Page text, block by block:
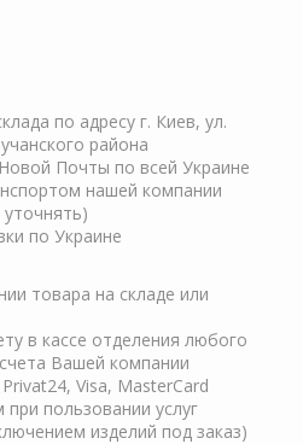
по адресу г. Киев, ул.
района
Почты по всей Украине
нашей компании
по Украине
товара на складе или
в кассе отделения любого
Вашей компании
Visa, MasterCard
пользовании услуг
изделий под заказ)